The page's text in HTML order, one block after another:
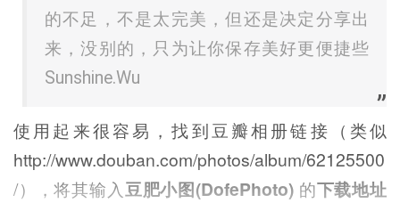
的不足，不是太完美，但还是决定分享出
来，没别的，只为让你保存美好更便捷些
Sunshine.Wu
使用起来很容易，找到豆瓣相册链接（类似
http://www.douban.com/photos/album/62125500
/），将其输入豆肥小图(DofePhoto) 的下载地址